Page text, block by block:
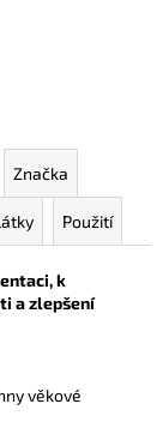
Značka
Použití
k
a zlepšení
věkové